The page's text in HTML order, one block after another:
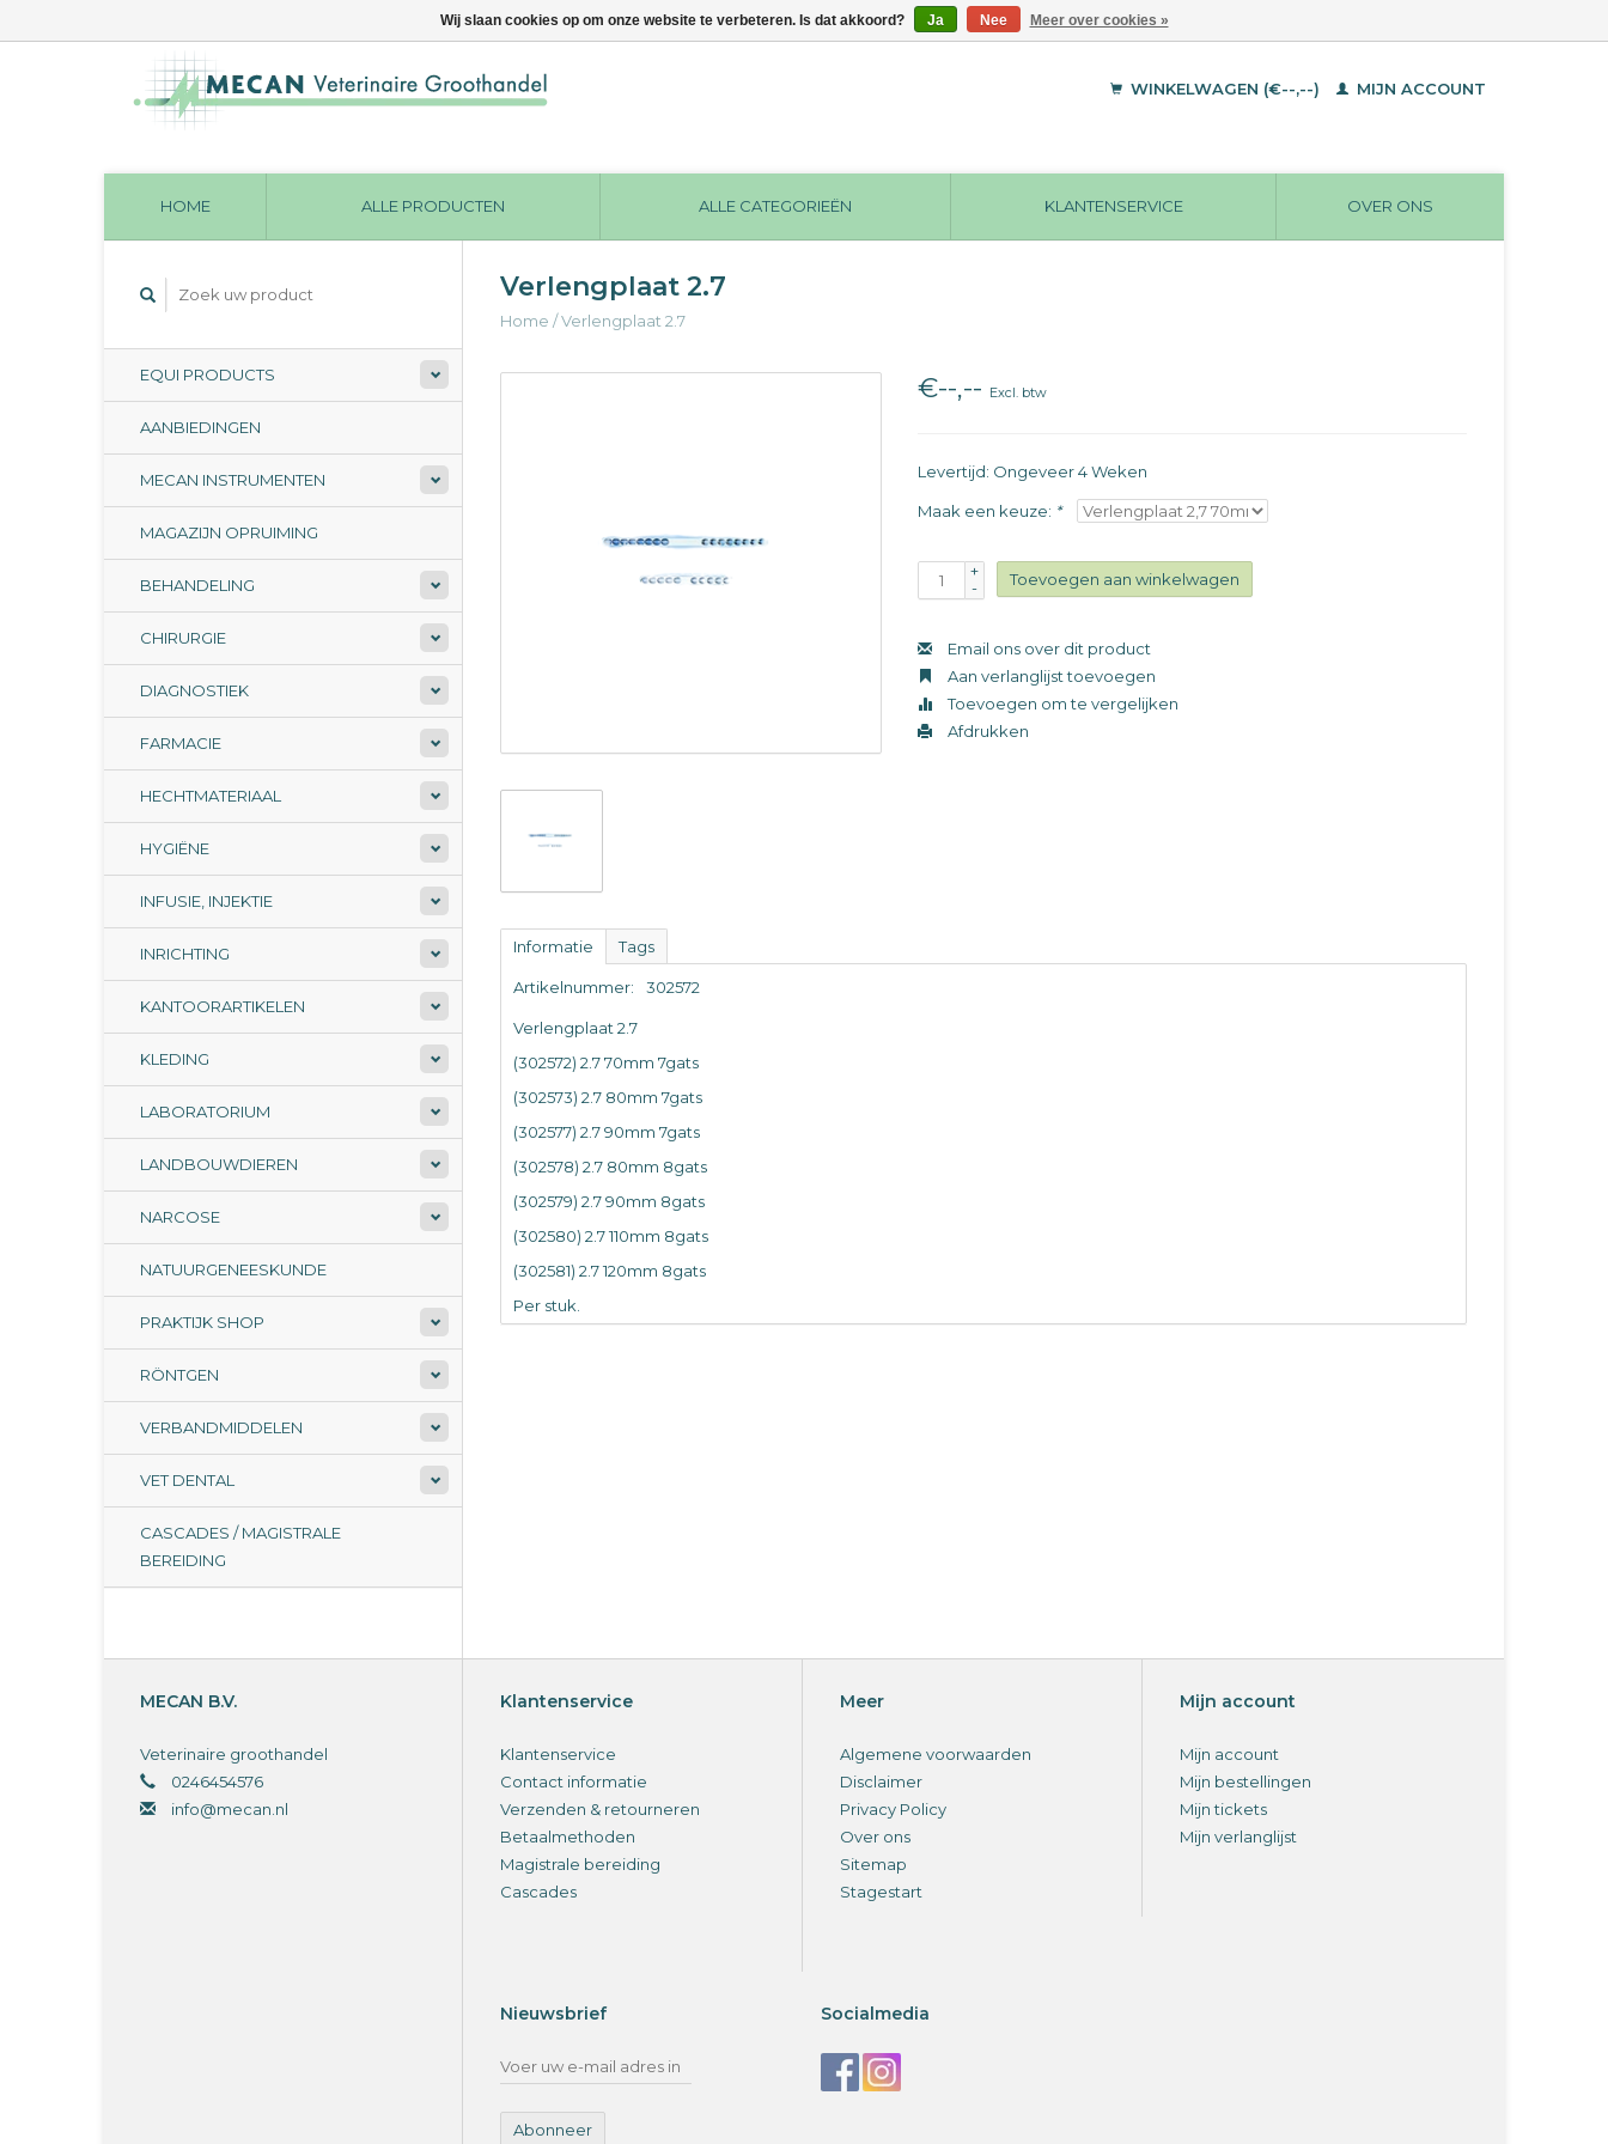
WINKELWAGEN (€--,--) MIJN ACCOUNT
HOME ALLE PRODUCTEN ALLE CATEGORIEËN KLANTENSERVICE OVER ONS
EQUI PRODUCTS
AANBIEDINGEN
MECAN INSTRUMENTEN
MAGAZIJN OPRUIMING
BEHANDELING
CHIRURGIE
DIAGNOSTIEK
FARMACIE
HECHTMATERIAAL
HYGIËNE
INFUSIE, INJEKTIE
INRICHTING
KANTOORARTIKELEN
KLEDING
LABORATORIUM
LANDBOUWDIEREN
NARCOSE
NATUURGENEESKUNDE
PRAKTIJK SHOP
RÖNTGEN
VERBANDMIDDELEN
VET DENTAL
CASCADES / MAGISTRALE
BEREIDING
Verlengplaat 2.7
Home /Verlengplaat 2.7
€--,-- Excl. btw
Levertijd: Ongeveer 4 Weken
Maak een keuze: *
+
-
Toevoegen aan winkelwagen
Email ons over dit product
Aan verlanglijst toevoegen
Toevoegen om te vergelijken
Afdrukken
Informatie Tags
Artikelnummer: 302572
Verlengplaat 2.7
(302572) 2.7 70mm 7gats
(302573) 2.7 80mm 7gats
(302577) 2.7 90mm 7gats
(302578) 2.7 80mm 8gats
(302579) 2.7 90mm 8gats
(302580) 2.7 110mm 8gats
(302581) 2.7 120mm 8gats
Per stuk.
MECAN B.V.
Veterinaire groothandel
0246454576
info@mecan.nl
Klantenservice
Klantenservice
Contact informatie
Verzenden & retourneren
Betaalmethoden
Magistrale bereiding
Cascades
Meer
Algemene voorwaarden
Disclaimer
Privacy Policy
Over ons
Sitemap
Stagestart
Mijn account
Mijn account
Mijn bestellingen
Mijn tickets
Mijn verlanglijst
Nieuwsbrief
Abonneer
Socialmedia
Wij slaan cookies op om onze website te verbeteren. Is dat akkoord? Ja Nee Meer over cookies »